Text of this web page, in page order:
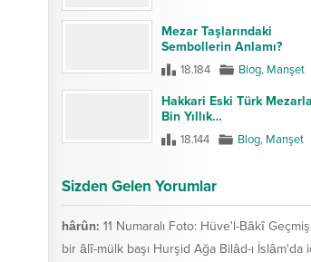
Mezar Taşlarındaki
Sembollerin Anlamı?
18.184 Blog, Manşet
Hakkari Eski Türk
Bin Yıllık…
18.144 Blog, Manşet
Sizden Gelen Yorumlar
hârûn: 11 Numaralı Foto: Hüve'l-Bâkî
bir âlî-mülk başı Hurşid Ağa Bilâd-ı İslâm'da